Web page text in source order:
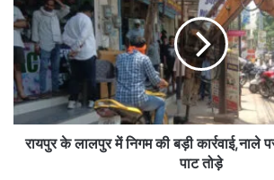
र्य
का
ल
को
ब
ता
या
पु
र
के
ला
ल
पु
र
रायपुर के लालपुर में निगम की बड़ी
पाट तोड़े